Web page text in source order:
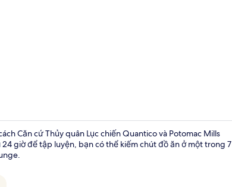
Căn cứ Thủy quân Lục chiến Quantico và Potomac Mills
giờ để tập luyện, bạn có thể kiếm chút đồ ăn ở một trong 7